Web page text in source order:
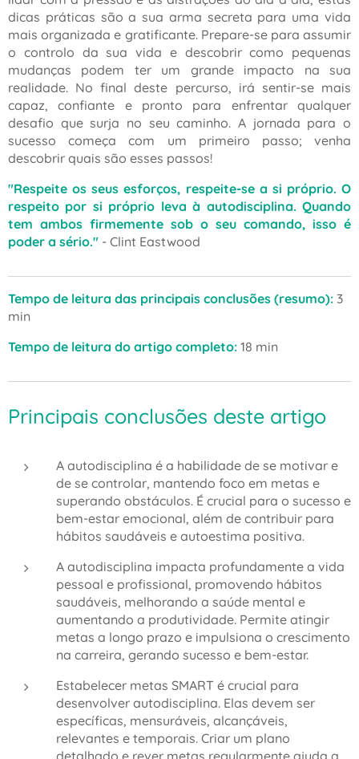
dicas práticas são a sua arma secreta para uma vida
mais organizada e gratificante. Prepare-se para assumir
o controlo da sua vida e descobrir como pequenas
mudanças podem ter um grande impacto na sua
realidade. No final deste percurso, irá sentir-se mais
capaz, confiante e pronto para enfrentar qualquer
desafio que surja no seu caminho. A jornada para o
sucesso começa com um primeiro passo; venha
descobrir quais são esses passos!
"Respeite os seus esforços, respeite-se a si próprio. O
respeito por si próprio leva à autodisciplina. Quando
tem ambos firmemente sob o seu comando, isso é
poder a sério." - Clint Eastwood
Tempo de leitura das principais conclusões (resumo): 3
min
Tempo de leitura do artigo completo: 18 min
Principais conclusões deste artigo
A autodisciplina é a habilidade de se motivar e
de se controlar, mantendo foco em metas e
superando obstáculos. É crucial para o sucesso e
bem-estar emocional, além de contribuir para
hábitos saudáveis e autoestima positiva.
A autodisciplina impacta profundamente a vida
pessoal e profissional, promovendo hábitos
saudáveis, melhorando a saúde mental e
aumentando a produtividade. Permite atingir
metas a longo prazo e impulsiona o crescimento
na carreira, gerando sucesso e bem-estar.
Estabelecer metas SMART é crucial para
desenvolver autodisciplina. Elas devem ser
específicas, mensuráveis, alcançáveis,
relevantes e temporais. Criar um plano
detalhado e rever metas regularmente ajuda a